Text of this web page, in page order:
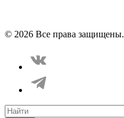
© 2026 Все права защищены.